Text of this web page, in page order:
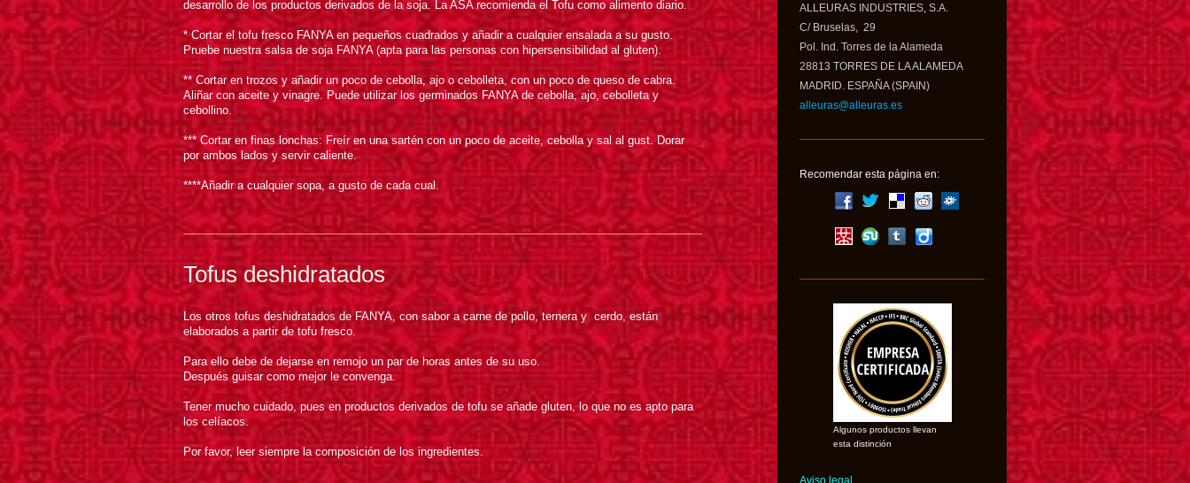
desarrollo de los productos derivados de la soja. La ASA recomienda el Tofu como alimento diario.
* Cortar el tofu fresco FANYA en pequeños cuadrados y añadir a cualquier ensalada a su gusto.
Pruebe nuestra salsa de soja FANYA (apta para las personas con hipersensibilidad al gluten).
** Cortar en trozos y añadir un poco de cebolla, ajo o cebolleta, con un poco de queso de cabra.
Aliñar con aceite y vinagre. Puede utilizar los germinados FANYA de cebolla, ajo, cebolleta y
cebollino.
*** Cortar en finas lonchas: Freír en una sartén con un poco de aceite, cebolla y sal al gust. Dorar
por ambos lados y servir caliente.
****Añadir a cualquier sopa, a gusto de cada cual.
Tofus deshidratados
Los otros tofus deshidratados de FANYA, con sabor a carne de pollo, ternera y cerdo, están
elaborados a partir de tofu fresco.
Para ello debe de dejarse en remojo un par de horas antes de su uso.
Después guisar como mejor le convenga.
Tener mucho cuidado, pues en productos derivados de tofu se añade gluten, lo que no es apto para
los celíacos.
Por favor, leer siempre la composición de los ingredientes.
ALLEURAS INDUSTRIES, S.A.
C/ Bruselas, 29
Pol. Ind. Torres de la Alameda
28813 TORRES DE LA ALAMEDA
MADRID. ESPAÑA (SPAIN)
alleuras@alleuras.es
Recomendar esta página en:
Algunos productos llevan
esta distinción
Aviso legal